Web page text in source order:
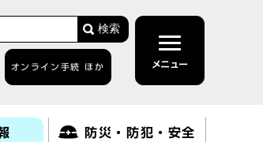
検索
オンライン手続 ほか メニュー
防災・防犯・安全